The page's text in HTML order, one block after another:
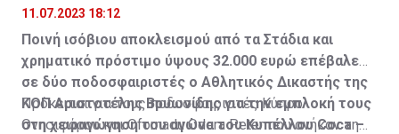
11.07.2023 18:12
Ποινή ισόβιου αποκλεισμού από τα Στάδια και
χρηματικό πρόστιμο ύψους 32.000 ευρώ επέβαλε
σε δύο ποδοσφαιριστές ο Αθλητικός Δικαστής της
ΚΟΠ Αριστοτέλης Βρυωνίδης για την εμπλοκή τους
στη χειραγώγηση του αγώνα του Κυπέλλου Coca –
Πρόκειται για τους ποδοσφαιριστές Κύπρο
Ονησιφόρου και Ofornadu Odera Peter που ανήκαν τη